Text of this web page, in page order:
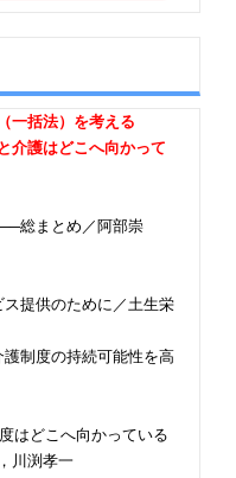
一括法）を考える
こへ向かって
総まとめ／阿部崇
提供のために／土生栄
制度の持続可能性を高
どこへ向かっている
川渕孝一